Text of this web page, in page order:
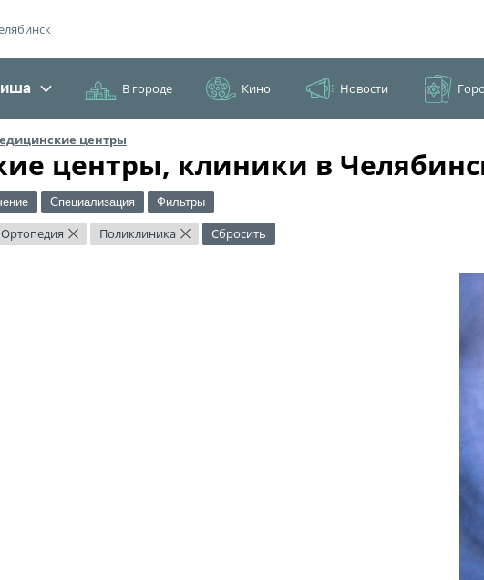
В городе Кино Новости
центры
центры, клиники в
Специализация Фильтры
Ортопедия × Поликлиника × Сбросить